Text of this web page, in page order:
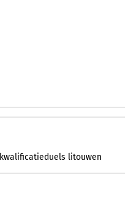
kwalificatieduels litouwen